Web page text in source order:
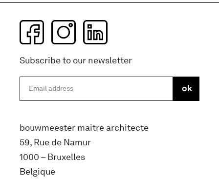
Subscribe to our newsletter
bouwmeester maitre architecte
59, Rue de Namur
1000 – Bruxelles
Belgique